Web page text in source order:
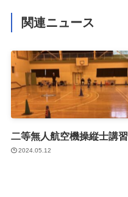
関連ニュース
二等無人航空機操縦士講習
2024.05.12